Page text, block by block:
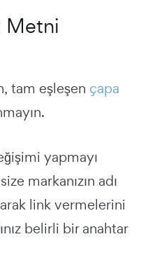
Metni
tam eşleşen çapa
yapmayı
markanızın adı
link vermelerini
belirli bir anahtar